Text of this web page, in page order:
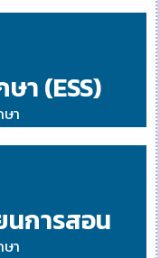
า (ESS)
า
นการสอน
า